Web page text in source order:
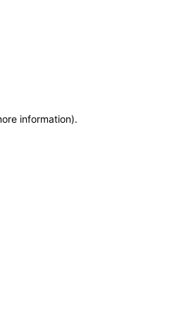
information).